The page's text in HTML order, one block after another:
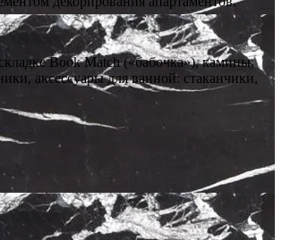
Book Match («бабочка»), камины,
аксессуары для ванной: стаканчики,